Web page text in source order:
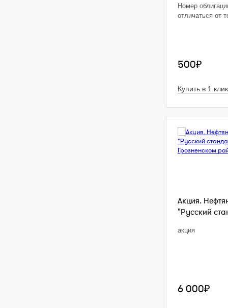
Номер
отличаться от
500₽
Купить в 1 клик
Акция.
"Русский
акция
6 000₽